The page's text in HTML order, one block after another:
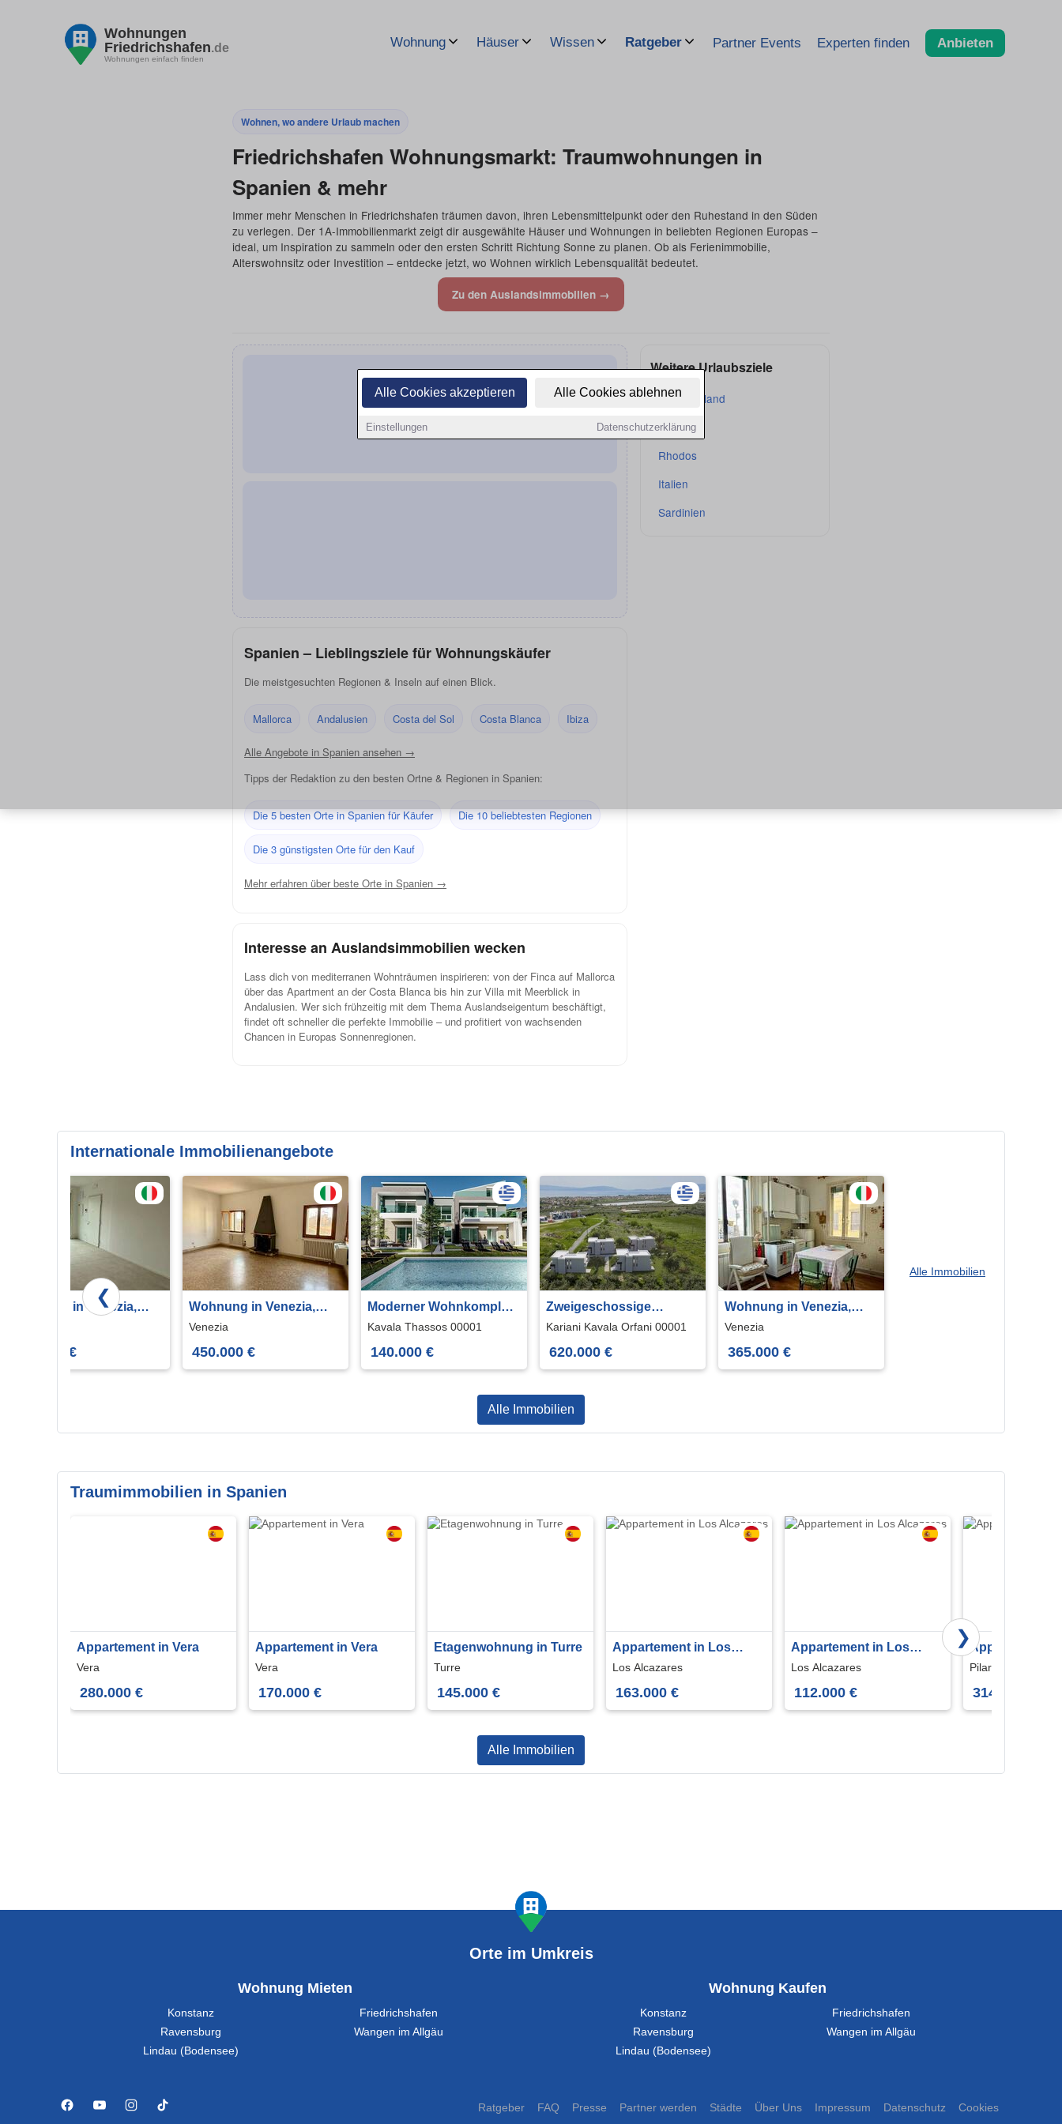
Alle Cookies akzeptieren Alle Cookies ablehnen
Einstellungen Datenschutzerklärung
Wohnungen
Friedrichshafen.de
Wohnungen einfach finden
Wohnung Häuser Wissen Ratgeber Partner Events Experten finden Anbieten
Wohnen, wo andere Urlaub machen
Friedrichshafen Wohnungsmarkt: Traumwohnungen in
Spanien & mehr
Immer mehr Menschen in Friedrichshafen träumen davon, ihren Lebensmittelpunkt oder den Ruhestand in den Süden
zu verlegen. Der 1A-Immobilienmarkt zeigt dir ausgewählte Häuser und Wohnungen in beliebten Regionen Europas –
ideal, um Inspiration zu sammeln oder den ersten Schritt Richtung Sonne zu planen. Ob als Ferienimmobilie,
Alterswohnsitz oder Investition – entdecke jetzt, wo Wohnen wirklich Lebensqualität bedeutet.
Zu den Auslandsimmobilien →
Spanien – Lieblingsziele für Wohnungskäufer
Die meistgesuchten Regionen & Inseln auf einen Blick.
Mallorca Andalusien Costa del Sol Costa Blanca Ibiza
Alle Angebote in Spanien ansehen →
Tipps der Redaktion zu den besten Ortne & Regionen in Spanien:
Die 5 besten Orte in Spanien für Käufer Die 10 beliebtesten Regionen
Die 3 günstigsten Orte für den Kauf
Mehr erfahren über beste Orte in Spanien →
Interesse an Auslandsimmobilien wecken
Lass dich von mediterranen Wohnträumen inspirieren: von der Finca auf Mallorca
über das Apartment an der Costa Blanca bis hin zur Villa mit Meerblick in
Andalusien. Wer sich frühzeitig mit dem Thema Auslandseigentum beschäftigt,
findet oft schneller die perfekte Immobilie – und profitiert von wachsenden
Chancen in Europas Sonnenregionen.
Weitere Urlaubsziele
Griechenland
Kreta
Rhodos
Italien
Sardinien
Internationale Immobilienangebote
❮
Wohnung in Venezia,
325.000 €
Wohnung in Venezia,
Veneto, 101 m²
Venezia
450.000 €
Moderner Wohnkomplex
auf der Insel Thassos
Kavala Thassos 00001
140.000 €
Zweigeschossige
Residenzen in Kariani
Kavala
Kariani Kavala Orfani 00001
620.000 €
Wohnung in Venezia,
Veneto, 99 m²
Venezia
365.000 €
Alle Immobilien
Alle Immobilien
Traumimmobilien in Spanien
Appartement in Vera
Vera
280.000 €
Appartement in Vera
Vera
170.000 €
Etagenwohnung in Turre
Turre
145.000 €
Appartement in Los
Alcazares
Los Alcazares
163.000 €
Appartement in Los
Alcazares
Los Alcazares
112.000 €
Appartement
la Horadada
Pilar de la
314.900 €
❯
Alle Immobilien
Orte im Umkreis
Wohnung Mieten
Konstanz
Friedrichshafen
Ravensburg
Wangen im Allgäu
Lindau (Bodensee)
Wohnung Kaufen
Konstanz
Friedrichshafen
Ravensburg
Wangen im Allgäu
Lindau (Bodensee)
Ratgeber FAQ Presse Partner werden Städte Über Uns Impressum Datenschutz Cookies